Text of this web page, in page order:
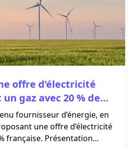
offre d’électricité
gaz avec 20 % de
fournisseur d’énergie, en
une offre d’électricité
française. Présentation...